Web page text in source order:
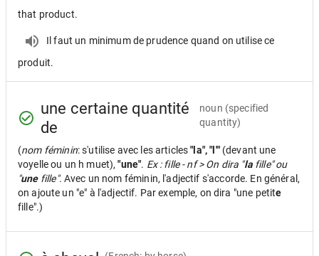
that product.
Il faut un minimum de prudence quand on utilise ce
produit.
une certaine quantité
de
noun (specified
quantity)
(nom féminin: s'utilise avec les articles"la", "l'" (devant une
voyelle ou un h muet),"une". Ex : fille - nf > On dira "lafille" ou
"unefille". Avec un nom féminin, l'adjectif s'accorde. En général,
on ajoute un "e" à l'adjectif. Par exemple, on dira "une petite
fille".)